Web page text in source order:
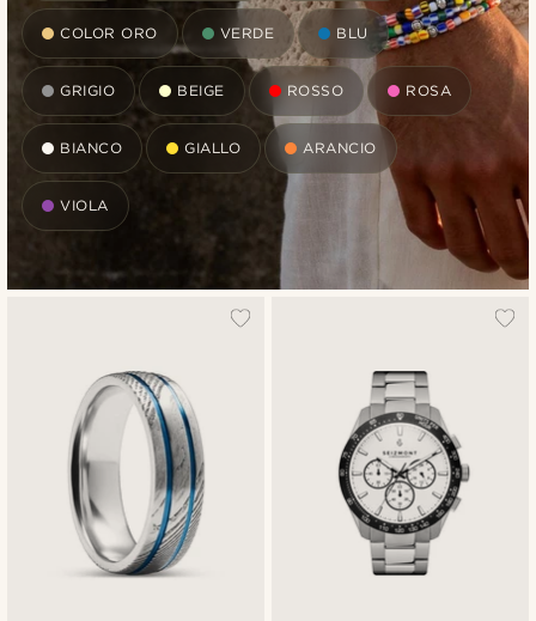
COLOR ORO VERDE BLU
GRIGIO BEIGE ROSSO ROSA
BIANCO GIALLO ARANCIO
VIOLA